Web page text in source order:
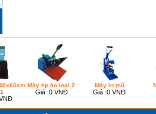
Máy ép áo loại 2
Giá :0 VNĐ
Máy in mũ
Giá :0 VNĐ